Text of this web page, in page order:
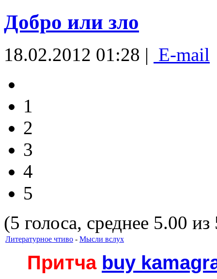
Добро или зло
18.02.2012 01:28 | E-mail
1
2
3
4
5
(5 голоса, среднее 5.00 из
Литературное чтиво - Мысли вслух
Притча buy